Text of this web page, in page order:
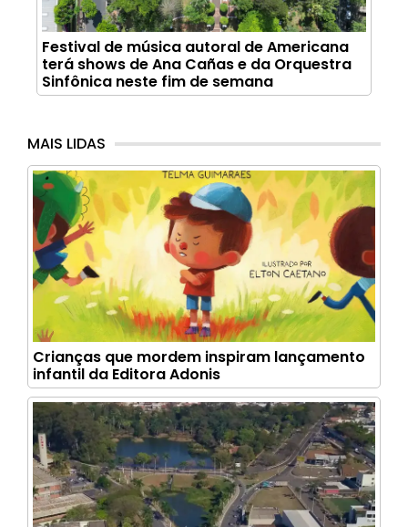
Festival de música autoral de Americana
terá shows de Ana Cañas e da Orquestra
Sinfônica neste fim de semana
MAIS LIDAS
Crianças que mordem inspiram lançamento
infantil da Editora Adonis